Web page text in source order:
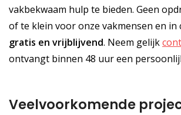
vakbekwaam hulp te bieden. Geen
of te klein voor onze vakmensen en in
gratis en vrijblijvend. Neem gelijk
ontvangt binnen 48 uur een
Veelvoorkomende